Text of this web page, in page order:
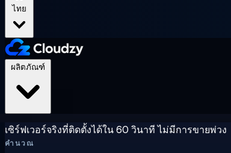
ไทย
เซิร์ฟเวอร์จริงที่ติดตั้งได้ใน 60 วินาที ไม่มีการขายพ่วง
คำนวณ